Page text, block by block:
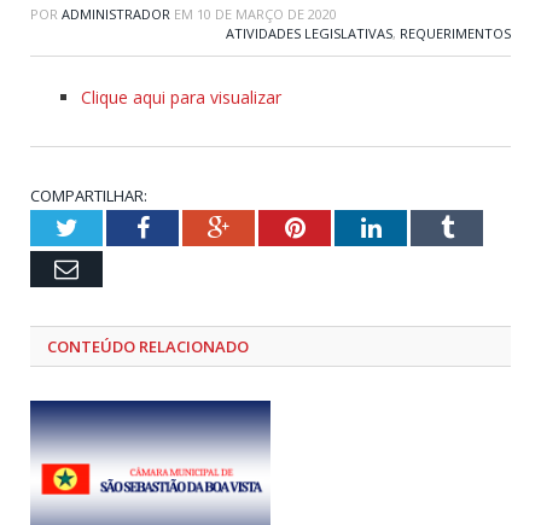
POR ADMINISTRADOR EM 10 DE MARÇO DE 2020
ATIVIDADES LEGISLATIVAS, REQUERIMENTOS
Clique aqui para visualizar
COMPARTILHAR:
TwitterFacebookGoogle+PinterestLinkedInTumblr
Email
CONTEÚDO RELACIONADO